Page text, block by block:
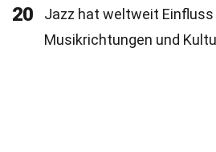
20
Jazz hat weltweit Einfluss
Musikrichtungen und